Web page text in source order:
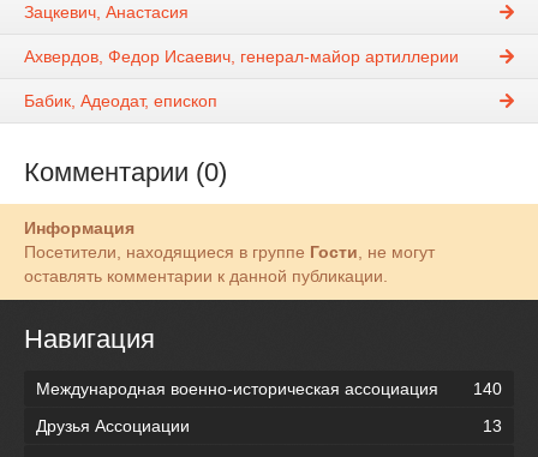
Зацкевич, Анастасия
Ахвердов, Федор Исаевич, генерал-майор артиллерии
Бабик, Адеодат, епископ
Комментарии (0)
Информация
Посетители, находящиеся в группе Гости , не могут
оставлять комментарии к данной публикации.
Навигация
Международная военно-историческая ассоциация
140
Друзья Ассоциации
13